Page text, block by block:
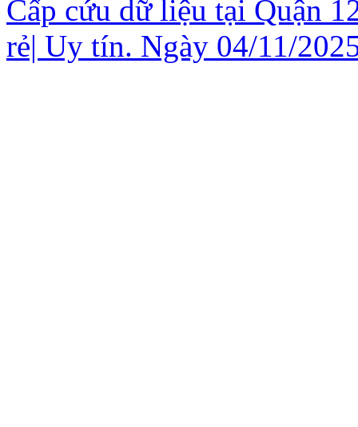
Cấp cứu dữ liệu tại Quận
rẻ| Uy tín. Ngày 04/11/